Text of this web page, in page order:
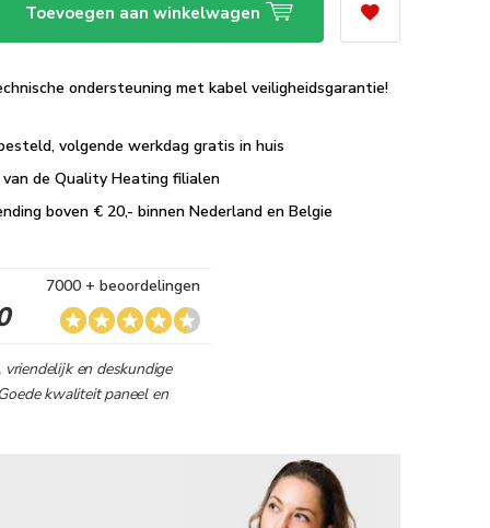
Toevoegen aan winkelwagen
ondersteuning met kabel veiligheidsgarantie!
volgende werkdag gratis in huis
van de Quality Heating filialen
boven € 20,- binnen Nederland en Belgie
7000 + beoordelingen
vriendelijk en deskundige
kwaliteit paneel en